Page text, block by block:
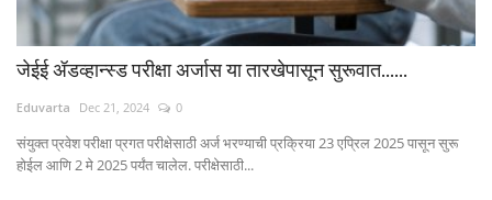
जेईई ॲडव्हान्स्ड परीक्षा अर्जास या तारखेपासून सुरूवात......
Eduvarta Dec 21, 2024 0
संयुक्त प्रवेश परीक्षा प्रगत परीक्षेसाठी अर्ज भरण्याची प्रक्रिया 23 एप्रिल 2025 पासून सुरू
होईल आणि 2 मे 2025 पर्यंत चालेल. परीक्षेसाठी...